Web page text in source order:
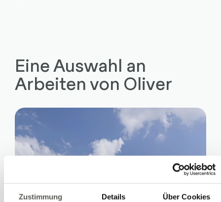
Zustimmung Details Über Cookies
Eine Auswahl an
Arbeiten von Oliver